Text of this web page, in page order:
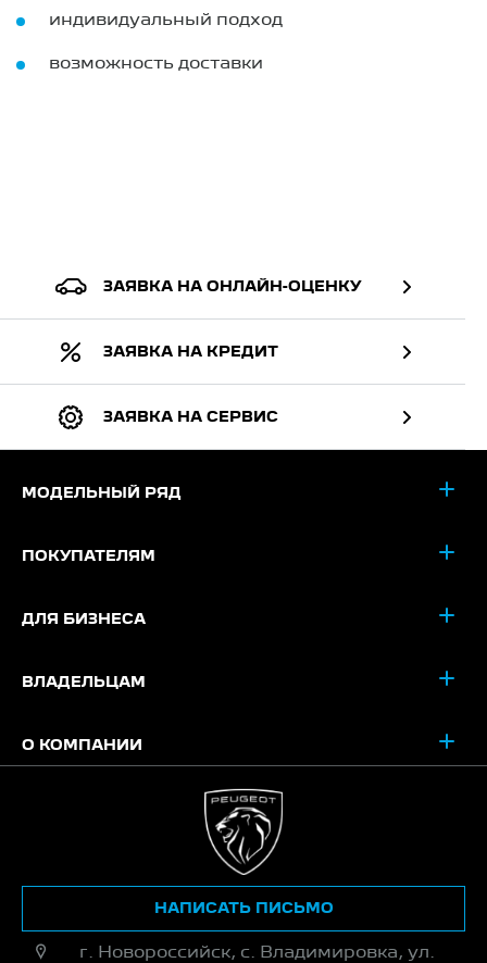
индивидуальный подход
возможность доставки
ЗАЯВКА НА ОНЛАЙН-ОЦЕНКУ
ЗАЯВКА НА КРЕДИТ
ЗАЯВКА НА СЕРВИС
МОДЕЛЬНЫЙ РЯД
ПОКУПАТЕЛЯМ
ДЛЯ БИЗНЕСА
ВЛАДЕЛЬЦАМ
О КОМПАНИИ
г. Новороссийск, с. Владимировка, ул.
НАПИСАТЬ ПИСЬМО